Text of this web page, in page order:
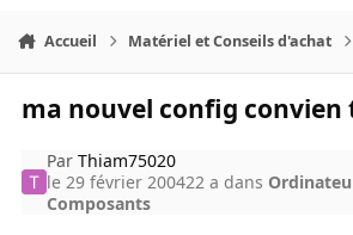
Accueil Matériel et Conseils d'achat
ma nouvel config convien
ParThiam75020
le 29 février 200422 a dans
Composants